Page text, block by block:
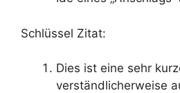
Schlüssel Zitat:
Dies ist eine sehr
verständlicherweise